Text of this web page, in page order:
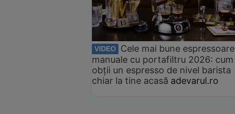
VIDEO
Cele mai bune espressoare
manuale cu portafiltru 2026: cum
obții un espresso de nivel barista
chiar la tine acasă adevarul.ro